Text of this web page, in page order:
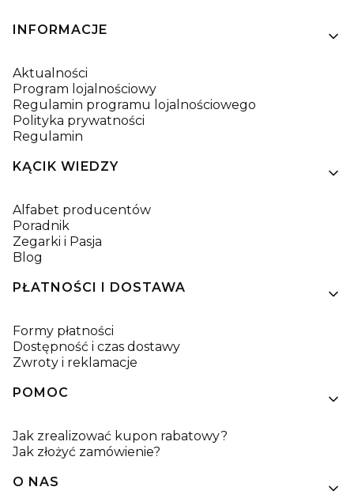
Linki w stopce
INFORMACJE
Aktualności
Program lojalnościowy
Regulamin programu lojalnościowego
Polityka prywatności
Regulamin
KĄCIK WIEDZY
Alfabet producentów
Poradnik
Zegarki i Pasja
Blog
PŁATNOŚCI I DOSTAWA
Formy płatności
Dostępność i czas dostawy
Zwroty i reklamacje
POMOC
Jak zrealizować kupon rabatowy?
Jak złożyć zamówienie?
O NAS